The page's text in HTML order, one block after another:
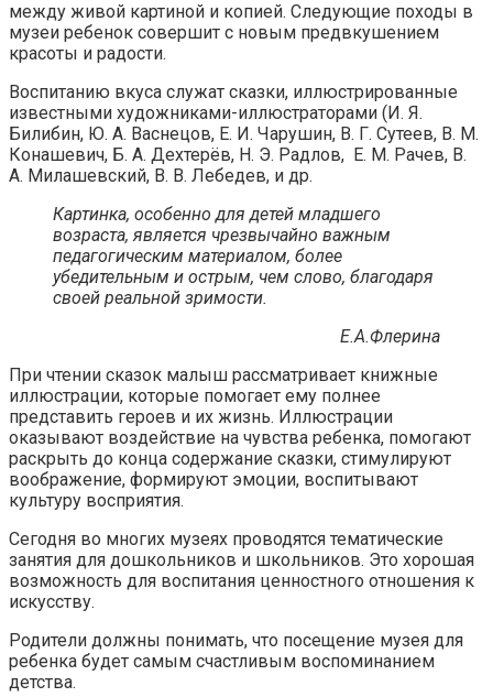
между живой картиной и копией. Следующие походы в
музеи ребенок совершит с новым предвкушением
красоты и радости.
Воспитанию вкуса служат сказки, иллюстрированные
известными художниками-иллюстраторами (И. Я.
Билибин, Ю. А. Васнецов, Е. И. Чарушин, В. Г. Сутеев, В. М.
Конашевич, Б. А. Дехтерёв, Н. Э. Радлов, Е. М. Рачев, В.
А. Милашевский, В. В. Лебедев, и др.
Картинка, особенно для детей младшего
возраста, является чрезвычайно важным
педагогическим материалом, более
убедительным и острым, чем слово, благодаря
своей реальной зримости.
Е.А.Флерина
При чтении сказок малыш рассматривает книжные
иллюстрации, которые помогает ему полнее
представить героев и их жизнь. Иллюстрации
оказывают воздействие на чувства ребенка, помогают
раскрыть до конца содержание сказки, стимулируют
воображение, формируют эмоции, воспитывают
культуру восприятия.
Сегодня во многих музеях проводятся тематические
занятия для дошкольников и школьников. Это хорошая
возможность для воспитания ценностного отношения к
искусству.
Родители должны понимать, что посещение музея для
ребенка будет самым счастливым воспоминанием
детства.